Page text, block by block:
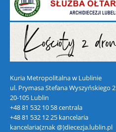
Kuria Metropolitalna w Lublinie
ul. Prymasa Stefana Wyszyńskiego 2
20-105 Lublin
+48 81 532 10 58 centrala
+48 81 532 12 25 kancelaria
kancelaria(znak @)diecezja.lublin.pl